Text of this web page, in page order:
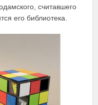
считавшего
его библиотека.